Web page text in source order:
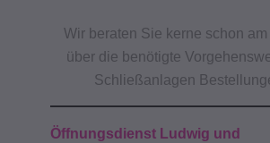
Wir beraten Sie kerne schon am
über die benötigte
Schließanlagen
Öffnungsdienst Ludwig und